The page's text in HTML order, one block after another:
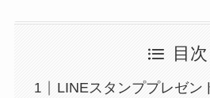
目次
LINEスタンププレゼン